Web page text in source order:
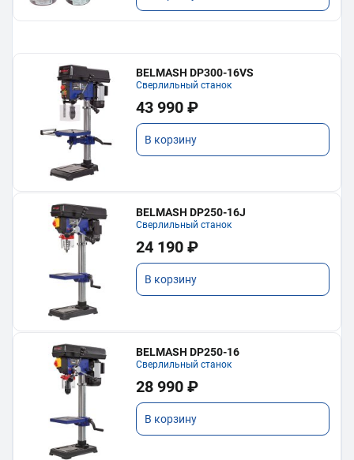
BELMASH DP300-16VS
Сверлильный станок
43 990 ₽
В корзину
BELMASH DP250-16J
Сверлильный станок
24 190 ₽
В корзину
BELMASH DP250-16
Сверлильный станок
28 990 ₽
В корзину